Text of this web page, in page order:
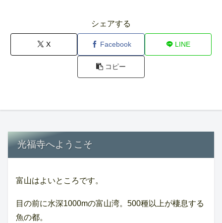
シェアする
X Facebook LINE
コピー
光福寺へようこそ
富山はよいところです。
目の前に水深1000mの富山湾。500種以上が棲息する
魚の都。